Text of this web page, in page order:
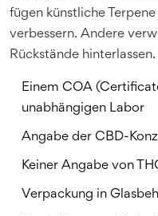
fügen künstliche
verbessern. Andere
Rückstände
Einem COA
unabhängigen Labor
Angabe der CBD-
Keiner Angabe von
Verpackung in